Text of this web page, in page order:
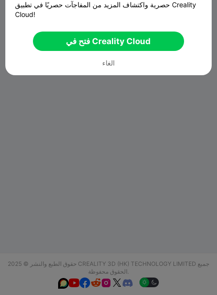
حقوق الطبع والنشر © 2025 CREALITY 3D (HK) TECHNOLOGY LIMITED جميع
الحقوق محفوظة.
  
حصرية واكتشاف المزيد من المفاجآت حصريًا في تطبيق Creality
Cloud!
فتح في Creality Cloud
الغاء